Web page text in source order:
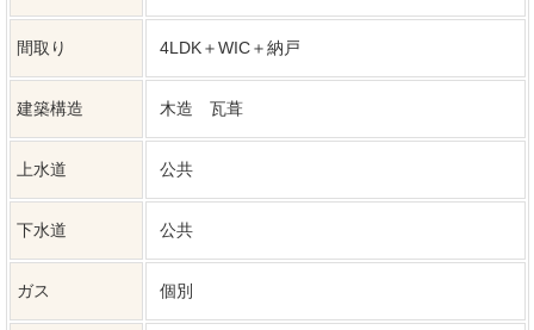
備考
ムキッチン交換 〇ユニットバス交換 〇ト
イレ交換 〇洗面化粧台交換 〇給湯器交
換 〇インターホン設置 〇火災警報器設
弊社では、売主様に配慮し、物件所在地を掲載していない物件が
ございます。詳細については、お気軽にお問合せください。